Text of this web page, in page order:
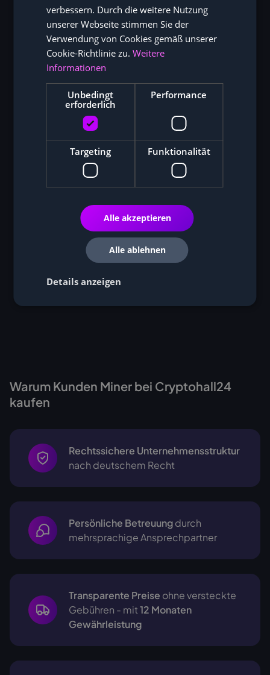
Warum Kunden Miner bei Cryptohall24
kaufen
Rechtssichere Unternehmensstruktur
nach deutschem Recht
Persönliche Betreuungdurch
mehrsprachigeAnsprechpartner
Transparente Preise ohne versteckte
Gebühren - mit12 Monaten
Gewährleistung
verbessern. Durch die weitere Nutzung
unserer Webseite stimmen Sie der
Verwendung von Cookies gemäß unserer
Cookie-Richtlinie zu. Weitere
Informationen
Unbedingt
erforderlich
Performance
Targeting Funktionalität
Alle akzeptieren
Alle ablehnen
Details anzeigen